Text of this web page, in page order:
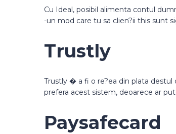
Cu Ideal, posibil alimenta contul
-un mod care tu sa clien?ii this sunt
Trustly
Trustly � a fi o re?ea din plata
prefera acest sistem, deoarece ar
Paysafecard